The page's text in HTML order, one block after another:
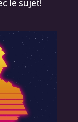
le sujet!